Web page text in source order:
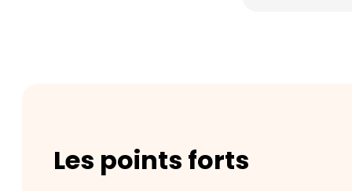
Les points forts